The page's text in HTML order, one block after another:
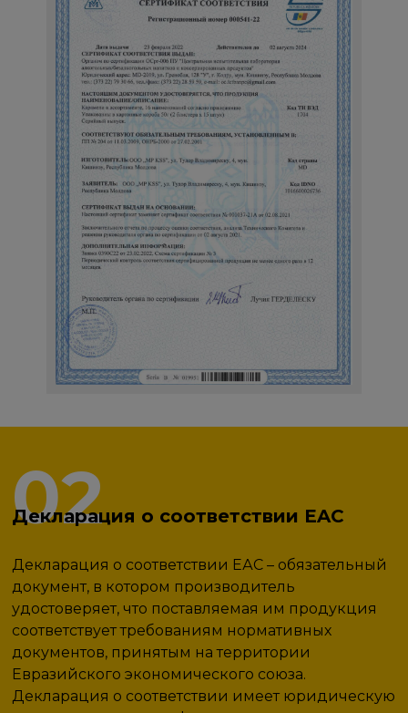
02
Декларация о соответствии EAC
Декларация о соответствии ЕАС – обязательный
документ, в котором производитель
удостоверяет, что поставляемая им продукция
соответствует требованиям нормативных
документов, принятым на территории
Евразийского экономического союза.
Декларация о соответствии имеет юридическую